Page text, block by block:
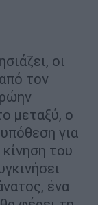
οι
τον
μεταξύ, ο
για
του
ένα